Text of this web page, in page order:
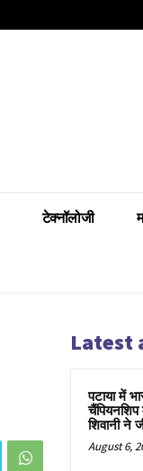
टेक्नॉलोजी
Latest
पटाया में
शिवानी ने
August 6,